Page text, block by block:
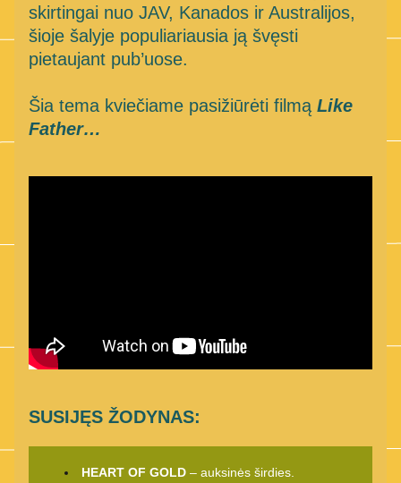
skirtingai nuo JAV, Kanados ir Australijos,
šioje šalyje populiariausia ją švęsti
pietaujant pub’uose.
Šia tema kviečiame pasižiūrėti filmą Like
Father…
SUSIJĘS ŽODYNAS:
HEART OF GOLD – auksinės širdies.